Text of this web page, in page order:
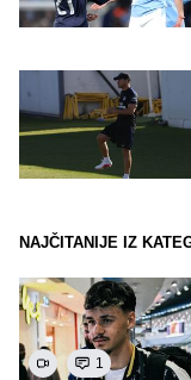
NAJČITANIJE IZ
1